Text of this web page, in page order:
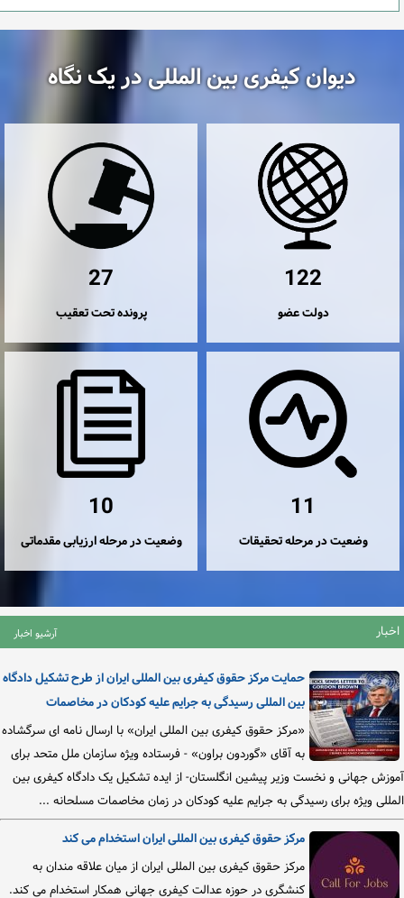
دیوان کیفری بین المللی در یک نگاه
122
دولت عضو
27
پرونده تحت تعقیب
11
وضعیت در مرحله تحقیقات
10
وضعیت در مرحله ارزیابی مقدماتی
اخبار آرشیو اخبار
حمایت مرکز حقوق کیفری بین المللی ایران از طرح تشکیل دادگاه
بین المللی رسیدگی به جرایم علیه کودکان در مخاصمات
«مرکز حقوق کیفری بین المللی ایران» با ارسال نامه ای سرگشاده
به آقای «گوردون براون» - فرستاده ویژه سازمان ملل متحد برای
آموزش جهانی و نخست وزیر پیشین انگلستان- از ایده تشکیل یک دادگاه کیفری بین
المللی ویژه برای رسیدگی به جرایم علیه کودکان در زمان مخاصمات مسلحانه ...
مرکز حقوق کیفری بین المللی ایران استخدام می کند
مرکز حقوق کیفری بین المللی ایران از میان علاقه مندان به
کنشگری در حوزه عدالت کیفری جهانی همکار استخدام می کند.